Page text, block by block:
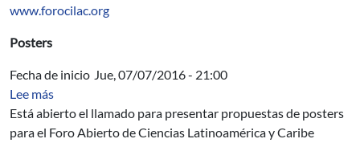
www.forocilac.org
Posters
Fecha de inicio Jue, 07/07/2016 - 21:00
Lee mássobre Foro Abierto de Ciencias Latinoamérica y Caribe
Está abierto el llamado para presentar propuestas de posters
para el Foro Abierto de Ciencias Latinoamérica y Caribe